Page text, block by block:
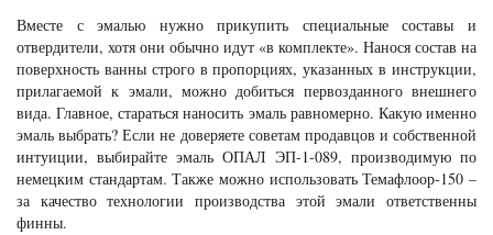
Вместе с эмалью нужно прикупить специальные составы и
отвердители, хотя они обычно идут «в комплекте». Нанося состав на
поверхность ванны строго в пропорциях, указанных в инструкции,
прилагаемой к эмали, можно добиться первозданного внешнего
вида. Главное, стараться наносить эмаль равномерно. Какую именно
эмаль выбрать? Если не доверяете советам продавцов и собственной
интуиции, выбирайте эмаль ОПАЛ ЭП-1-089, производимую по
немецким стандартам. Также можно использовать Темафлоор-150 –
за качество технологии производства этой эмали ответственны
финны.